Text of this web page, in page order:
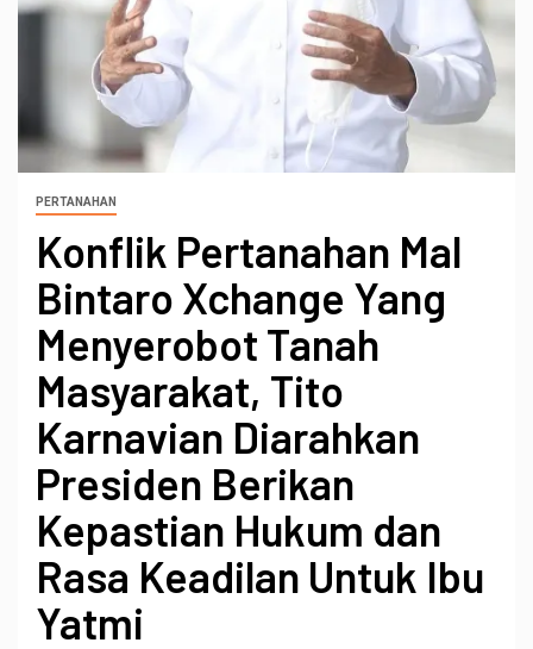
PERTANAHAN
Konflik Pertanahan Mal
Bintaro Xchange Yang
Menyerobot Tanah
Masyarakat, Tito
Karnavian Diarahkan
Presiden Berikan
Kepastian Hukum dan
Rasa Keadilan Untuk Ibu
Yatmi